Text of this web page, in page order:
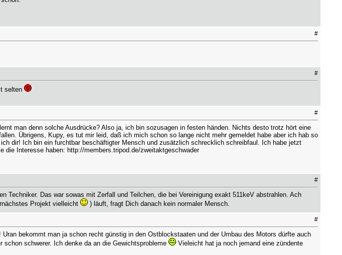
#
#
selten
#
man denn solche Ausdrücke? Also ja, ich bin sozusagen in festen händen. Nichts desto trotz hört eine
Übrigens, Kupy, es tut mir leid, daß ich mich schon so lange nicht mehr gemeldet habe aber ich hab so
dir! Ich bin ein furchtbar beschäftigter Mensch und zusätzlich schrecklich schreibfaul. Ich habe jetzt
die Interesse haben: http://members.tripod.de/zweitaktgeschwader
#
Techniker. Das war sowas mit Zerfall und Teilchen, die bei Vereinigung exakt 511keV abstrahlen. Ach
Projekt vielleicht
) läuft, fragt Dich danach kein normaler Mensch.
#
bekommt man ja schon recht günstig in den Ostblockstaaten und der Umbau des Motors dürfte auch
schwerer. Ich denke da an die Gewichtsprobleme
Vieleicht hat ja noch jemand eine zündente